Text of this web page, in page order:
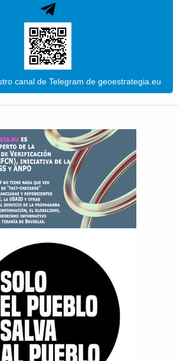
canal de Telegram de geoestrategia.eu